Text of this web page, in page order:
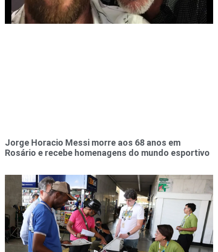
Jorge Horacio Messi morre aos 68 anos em
Rosário e recebe homenagens do mundo esportivo